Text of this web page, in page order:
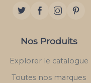
Nos Produits
Explorer le catalogue
Toutes nos marques